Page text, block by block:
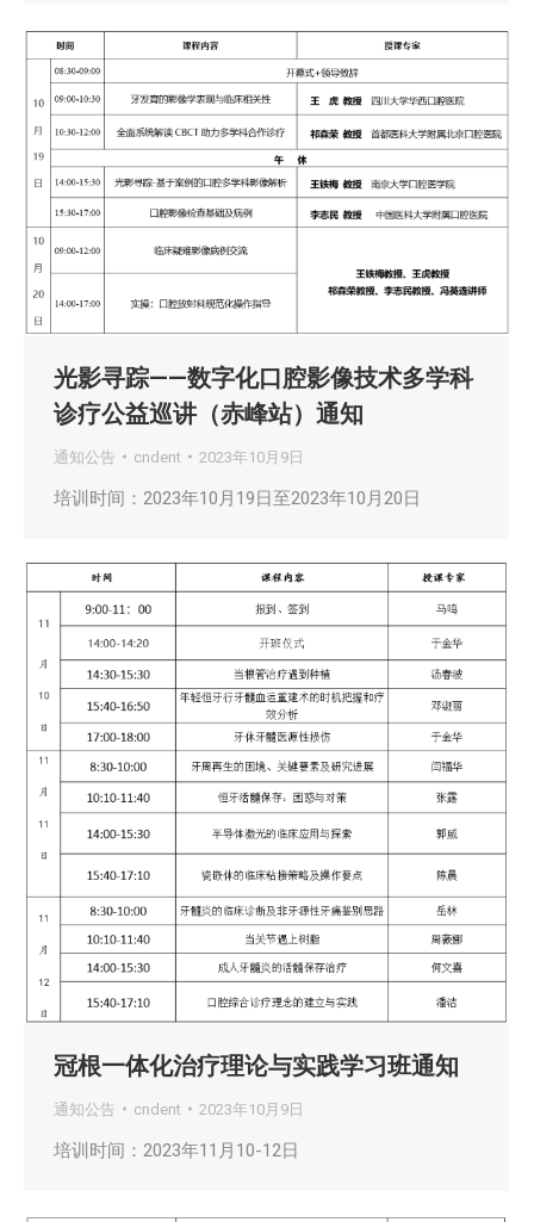
光影寻踪——数字化口腔影像技术多学科
诊疗公益巡讲（赤峰站）通知
通知公告 cndent 2023年10月9日
培训时间：2023年10月19日至2023年10月20日
冠根一体化治疗理论与实践学习班通知
通知公告 cndent 2023年10月9日
培训时间：2023年11月10-12日